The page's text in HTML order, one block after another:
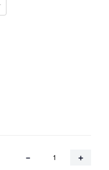
＋
－